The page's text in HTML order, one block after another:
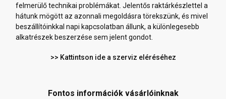
felmerülő technikai problémákat. Jelentős raktárkészlettel a
hátunk mögött az azonnali megoldásra törekszünk, és mivel
beszállítóinkkal napi kapcsolatban állunk, a különlegesebb
alkatrészek beszerzése sem jelent gondot.
>> Kattintson ide a szerviz eléréséhez
Fontos információk vásárlóinknak